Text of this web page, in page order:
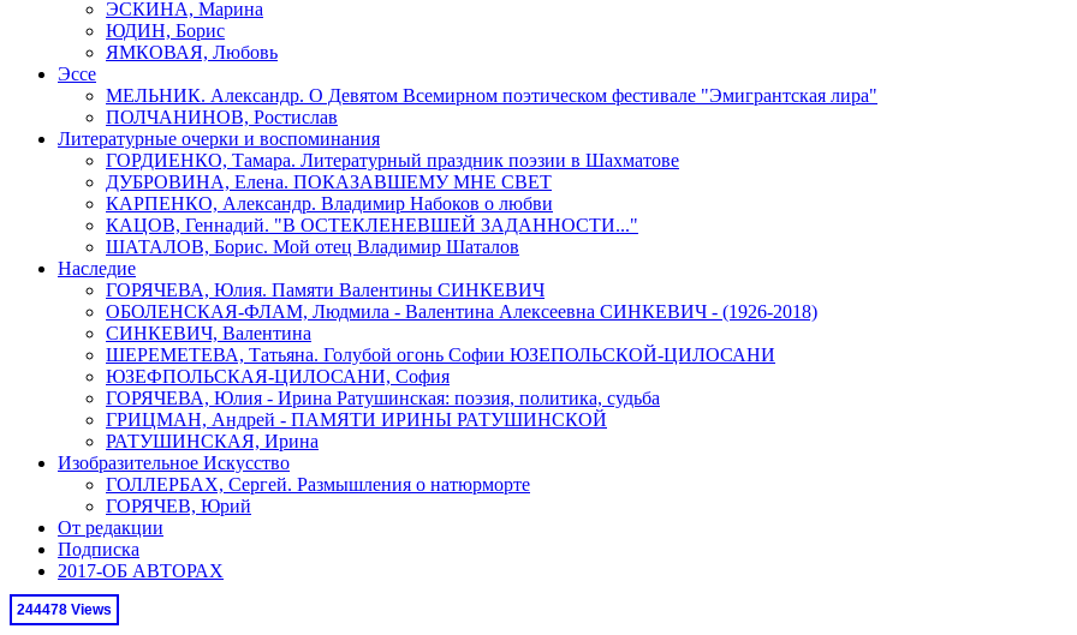
ЭСКИНА, Марина
ЮДИН, Борис
ЯМКОВАЯ, Любовь
Эссе
МЕЛЬНИК. Александр. О Девятом Всемирном поэтическом фестивале "Эмигрантская лира"
ПОЛЧАНИНОВ, Ростислав
Литературные очерки и воспоминания
ГОРДИЕНКО, Тамара. Литературный праздник поэзии в Шахматове
ДУБРОВИНА, Елена. ПОКАЗАВШЕМУ МНЕ СВЕТ
КАРПЕНКО, Александр. Владимир Набоков о любви
КАЦОВ, Геннадий. "В ОСТЕКЛЕНЕВШЕЙ ЗАДАННОСТИ..."
ШАТАЛОВ, Борис. Мой отец Владимир Шаталов
Наследие
ГОРЯЧЕВА, Юлия. Памяти Валентины СИНКЕВИЧ
ОБОЛЕНСКАЯ-ФЛАМ, Людмила - Валентина Алексеевна СИНКЕВИЧ - (1926-2018)
СИНКЕВИЧ, Валентина
ШЕРЕМЕТЕВА, Татьяна. Голубой огонь Софии ЮЗЕПОЛЬСКОЙ-ЦИЛОСАНИ
ЮЗЕФПОЛЬСКАЯ-ЦИЛОСАНИ, София
ГОРЯЧЕВА, Юлия - Ирина Ратушинская: поэзия, политика, судьба
ГРИЦМАН, Андрей - ПАМЯТИ ИРИНЫ РАТУШИНСКОЙ
РАТУШИНСКАЯ, Ирина
Изобразительное Искусство
ГОЛЛЕРБАХ, Сергей. Размышления о натюрморте
ГОРЯЧЕВ, Юрий
От редакции
Подписка
2017-ОБ АВТОРАХ
244478 Views